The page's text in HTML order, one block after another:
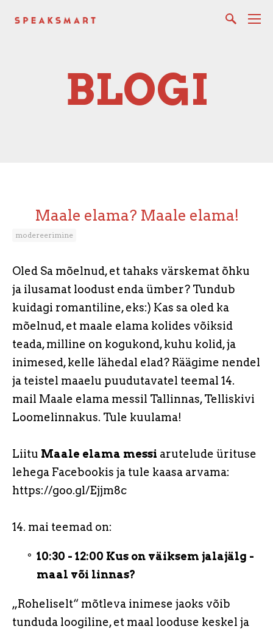
BLOGI
Maale elama? Maale elama!
modereerimine
Oled Sa mõelnud, et tahaks värskemat õhku
ja ilusamat loodust enda ümber? Tundub
kuidagi romantiline, eks:) Kas sa oled ka
mõelnud, et maale elama kolides võiksid
teada, milline on kogukond, kuhu kolid, ja
inimesed, kelle lähedal elad? Räägime nendel
ja teistel maaelu puudutavatel teemal 14.
mail Maale elama messil Tallinnas, Telliskivi
Loomelinnakus. Tule kuulama!
Liitu Maale elama messi arutelude ürituse
lehega Facebookis ja tule kaasa arvama:
https://goo.gl/Ejjm8c
14. mai teemad on:
10:30 - 12:00 Kus on väiksem jalajälg -
maal või linnas?
„Roheliselt“ mõtleva inimese jaoks võib
tunduda loogiline, et maal looduse keskel ja